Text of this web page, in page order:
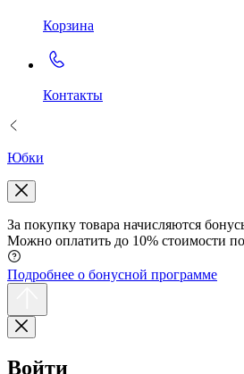
Корзина
Контакты
Юбки
За покупку товара начисляются
Можно оплатить до 10% стоимости
Подробнее о бонусной программе
Войти